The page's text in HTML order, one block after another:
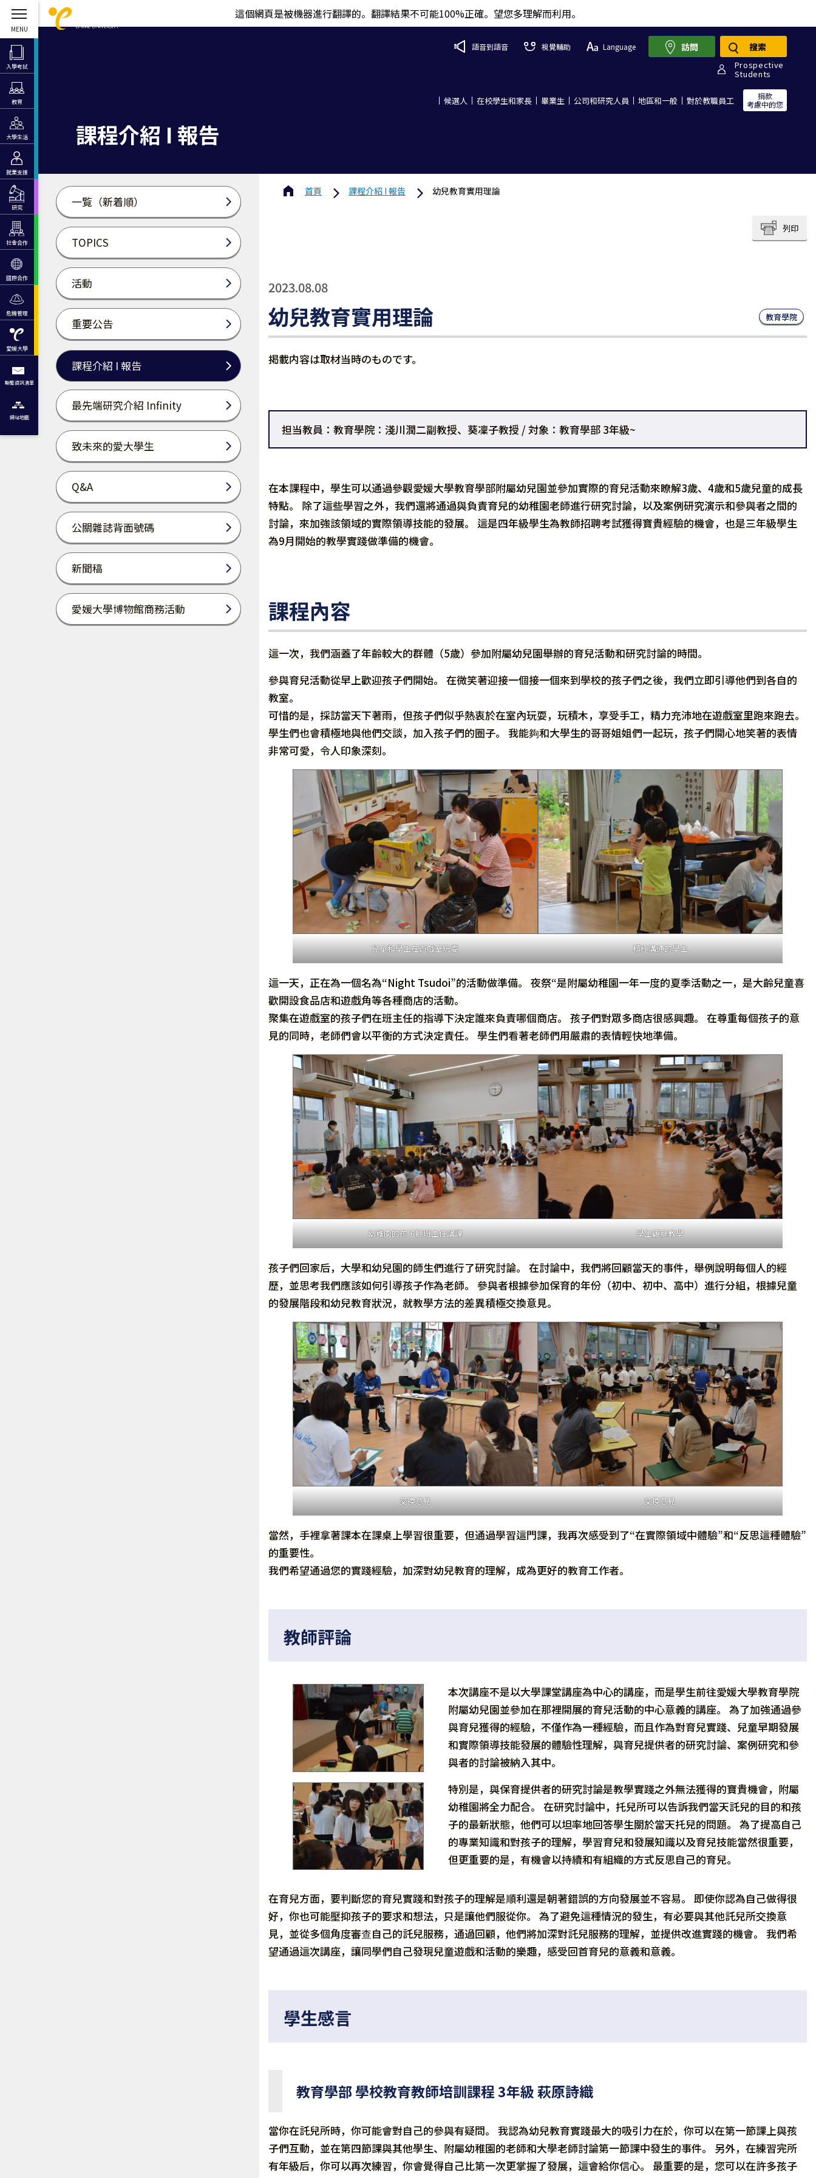
這個網頁是被機器進行翻譯的。翻譯結果不可能100%正確。望您多理解而利用。
入學考試
教育
大學生活
就業支援
研究
社會合作
國際合作
危機管理
愛媛大學
聯繫資訊清單
網站地圖
語音到語音 視覺輔助 Language
Prospective
Students
候選人 在校學生和家長 畢業生 公司和研究人員 地區和一般 對於教職員工
捐款
考慮中的您
訪問 搜索
課程介紹 I 報告
一覧（新着順）
TOPICS
活動
重要公告
課程介紹 I 報告
最先端研究介紹 Infinity
致未來的愛大學生
Q&A
公關雜誌背面號碼
新聞稿
愛媛大學博物館商務活動
首頁 課程介紹 I 報告 幼兒教育實用理論
列印
2023.08.08
幼兒教育實用理論 教育學院
掲載内容は取材当時のものです。
担当教員：教育學院：淺川潤二副教授、葵凜子教授 / 対象：教育學部 3年級~
在本課程中，學生可以通過參觀愛媛大學教育學部附屬幼兒園並參加實際的育兒活動來瞭解3歲、4歲和5歲兒童的成長
特點。 除了這些學習之外，我們還將通過與負責育兒的幼稚園老師進行研究討論，以及案例研究演示和參與者之間的
討論，來加強該領域的實際領導技能的發展。 這是四年級學生為教師招聘考試獲得寶貴經驗的機會，也是三年級學生
為9月開始的教學實踐做準備的機會。
課程內容
這一次，我們涵蓋了年齡較大的群體（5歲）參加附屬幼兒園舉辦的育兒活動和研究討論的時間。
參與育兒活動從早上歡迎孩子們開始。 在微笑著迎接一個接一個來到學校的孩子們之後，我們立即引導他們到各自的
教室。
可惜的是，採訪當天下著雨，但孩子們似乎熱衷於在室內玩耍，玩積木，享受手工，精力充沛地在遊戲室里跑來跑去。
學生們也會積極地與他們交談，加入孩子們的圈子。 我能夠和大學生的哥哥姐姐們一起玩，孩子們開心地笑著的表情
非常可愛，令人印象深刻。
兒童和學生在遊戲室玩耍 積極溝通的學生
這一天，正在為一個名為“Night Tsudoi”的活動做準備。 夜祭“是附屬幼稚園一年一度的夏季活動之一，是大齡兒童喜
歡開設食品店和遊戲角等各種商店的活動。
聚集在遊戲室的孩子們在班主任的指導下決定誰來負責哪個商店。 孩子們對眾多商店很感興趣。 在尊重每個孩子的意
見的同時，老師們會以平衡的方式決定責任。 學生們看著老師們用嚴肅的表情輕快地準備。
幼稚園的孩子聽班主任講課 學生觀察教學
孩子們回家后，大學和幼兒園的師生們進行了研究討論。 在討論中，我們將回顧當天的事件，舉例說明每個人的經
歷，並思考我們應該如何引導孩子作為老師。 參與者根據參加保育的年份（初中、初中、高中）進行分組，根據兒童
的發展階段和幼兒教育狀況，就教學方法的差異積極交換意見。
交換意見 交換意見
當然，手裡拿著課本在課桌上學習很重要，但通過學習這門課，我再次感受到了“在實際領域中體驗”和“反思這種體驗”
的重要性。
我們希望通過您的實踐經驗，加深對幼兒教育的理解，成為更好的教育工作者。
教師評論
本次講座不是以大學課堂講座為中心的講座，而是學生前往愛媛大學教育學院
附屬幼兒園並參加在那裡開展的育兒活動的中心意義的講座。 為了加強通過參
與育兒獲得的經驗，不僅作為一種經驗，而且作為對育兒實踐、兒童早期發展
和實際領導技能發展的體驗性理解，與育兒提供者的研究討論、案例研究和參
與者的討論被納入其中。
特別是，與保育提供者的研究討論是教學實踐之外無法獲得的寶貴機會，附屬
幼稚園將全力配合。 在研究討論中，托兒所可以告訴我們當天託兒的目的和孩
子的最新狀態，他們可以坦率地回答學生關於當天托兒的問題。 為了提高自己
的專業知識和對孩子的理解，學習育兒和發展知識以及育兒技能當然很重要，
但更重要的是，有機會以持續和有組織的方式反思自己的育兒。
在育兒方面，要判斷您的育兒實踐和對孩子的理解是順利還是朝著錯誤的方向發展並不容易。 即使你認為自己做得很
好，你也可能壓抑孩子的要求和想法，只是讓他們服從你。 為了避免這種情況的發生，有必要與其他託兒所交換意
見，並從多個角度審查自己的託兒服務，通過回顧，他們將加深對託兒服務的理解，並提供改進實踐的機會。 我們希
望通過這次講座，讓同學們自己發現兒童遊戲和活動的樂趣，感受回首育兒的意義和意義。
學生感言
教育學部 學校教育教師培訓課程 3年級 萩原詩織
當你在託兒所時，你可能會對自己的參與有疑問。 我認為幼兒教育實踐最大的吸引力在於，你可以在第一節課上與孩
子們互動，並在第四節課與其他學生、附屬幼稚園的老師和大學老師討論第一節課中發生的事件。 另外，在練習完所
有年級后，你可以再次練習，你會覺得自己比第一次更掌握了發展，這會給你信心。 最重要的是，您可以在許多孩子